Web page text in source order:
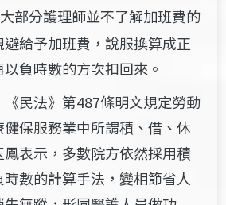
部分護理師並不了解加班費的
給予加班費，說服換算成正
負時數的方次扣回來。
民法》第487條明文規定勞動
保服務業中所謂積、借、休
表示，多數院方依然採用積
數的計算手法，變相節省人